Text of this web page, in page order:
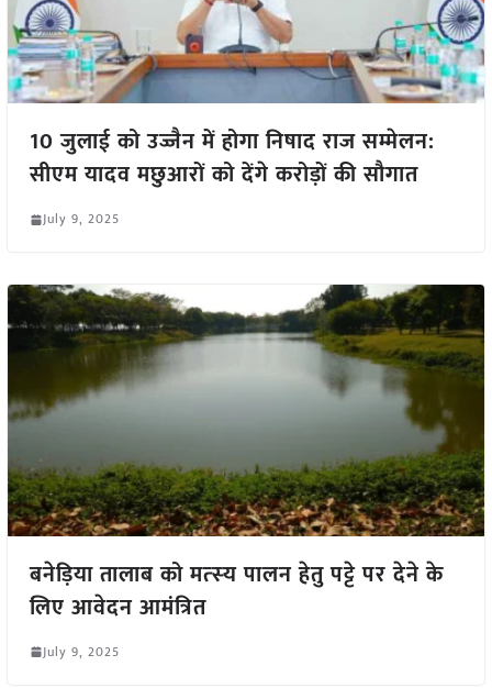
10 जुलाई को उज्जैन में होगा निषाद राज सम्मेलन:
सीएम यादव मछुआरों को देंगे करोड़ों की सौगात
July 9, 2025
बनेड़िया तालाब को मत्स्‍य पालन हेतु पट्टे पर देने के
लिए आवेदन आमंत्रित
July 9, 2025